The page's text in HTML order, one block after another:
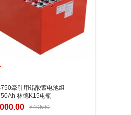
牵引用铅酸蓄电池组
林德K15电瓶
¥49500